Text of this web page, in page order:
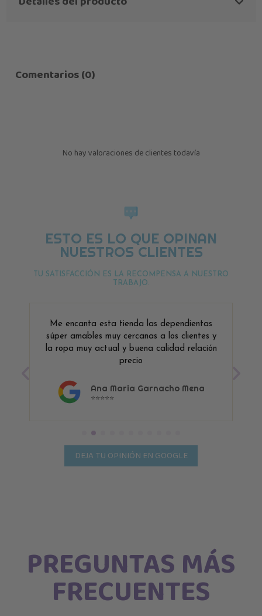
Comentarios (0)
No hay valoraciones de clientes todavía
ESTO ES LO QUE OPINAN
NUESTROS CLIENTES
TU SATISFACCIÓN ES LA RECOMPENSA A NUESTRO
TRABAJO.
Me encanta esta tienda las dependientas
súper amables muy cercanas a los clientes y
la ropa muy actual y buena calidad relación
precio
Ana Maria Garnacho Mena
⭐⭐⭐⭐⭐
DEJA TU OPINIÓN EN GOOGLE
PREGUNTAS MÁS
FRECUENTES